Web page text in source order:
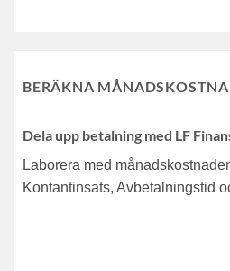
BERÄKNA
Dela upp betalning med LF
Laborera med
Kontantinsats, Avbetalningstid